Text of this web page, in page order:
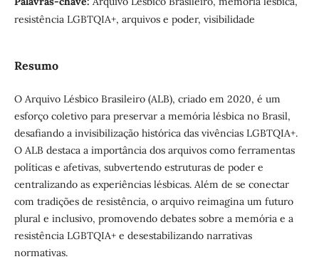
resistência LGBTQIA+, arquivos e poder, visibilidade
Resumo
O Arquivo Lésbico Brasileiro (ALB), criado em 2020, é um
esforço coletivo para preservar a memória lésbica no Brasil,
desafiando a invisibilização histórica das vivências LGBTQIA+.
O ALB destaca a importância dos arquivos como ferramentas
políticas e afetivas, subvertendo estruturas de poder e
centralizando as experiências lésbicas. Além de se conectar
com tradições de resistência, o arquivo reimagina um futuro
plural e inclusivo, promovendo debates sobre a memória e a
resistência LGBTQIA+ e desestabilizando narrativas
normativas.